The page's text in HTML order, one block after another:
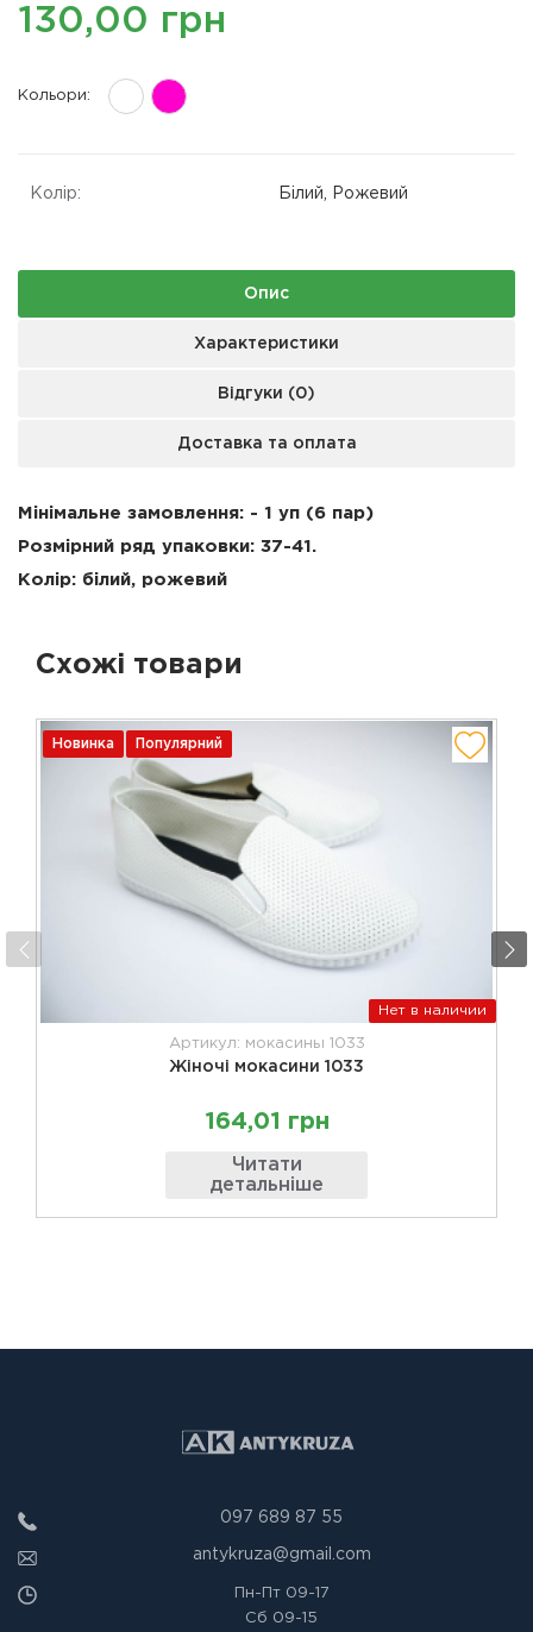
130,00 грн
Кольори:
Колір: Білий, Рожевий
Опис
Характеристики
Відгуки (0)
Доставка та оплата
Мінімальне замовлення: - 1 уп (6 пар)
Розмірний ряд упаковки: 37-41 .
Колір: білий, рожевий
Схожі товари
Новинка Популярний
Нет в наличии
Артикул: мокасины 1033
Жіночі мокасини 1033
164,01 грн
Читати
детальніше
097 689 87 55
antykruza@gmail.com
Пн-Пт09-17
Сб 09-15